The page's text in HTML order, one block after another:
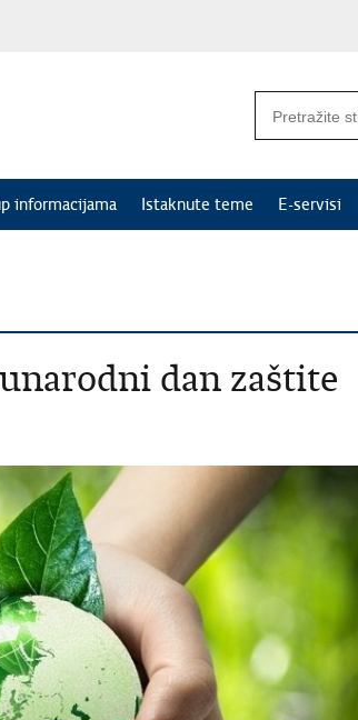
informacijama Istaknute teme E-servisi
dan zaštite